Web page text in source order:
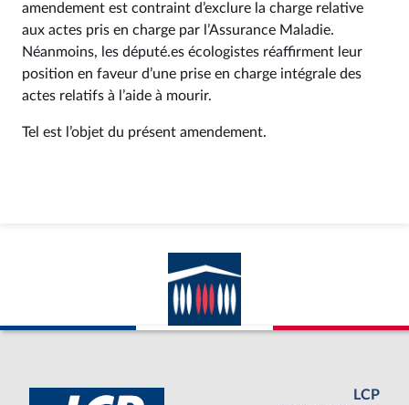
amendement est contraint d’exclure la charge relative
aux actes pris en charge par l’Assurance Maladie.
Néanmoins, les député.es écologistes réaffirment leur
position en faveur d’une prise en charge intégrale des
actes relatifs à l’aide à mourir.
Tel est l’objet du présent amendement.
LCP